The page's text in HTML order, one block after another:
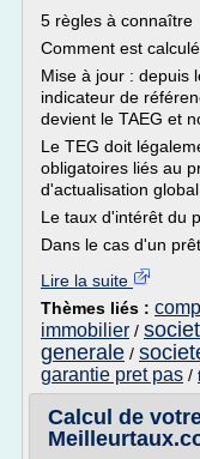
5 règles à connaître
Comment est
Mise à jour : depuis
indicateur de
devient le TAEG et
Le TEG doit
obligatoires liés au
d'actualisation global.
Le taux d'intérêt du
Dans le cas d'un
Lire la suite
Thèmes liés :
immobilier /
generale /
garantie pret pas /
Calcul de